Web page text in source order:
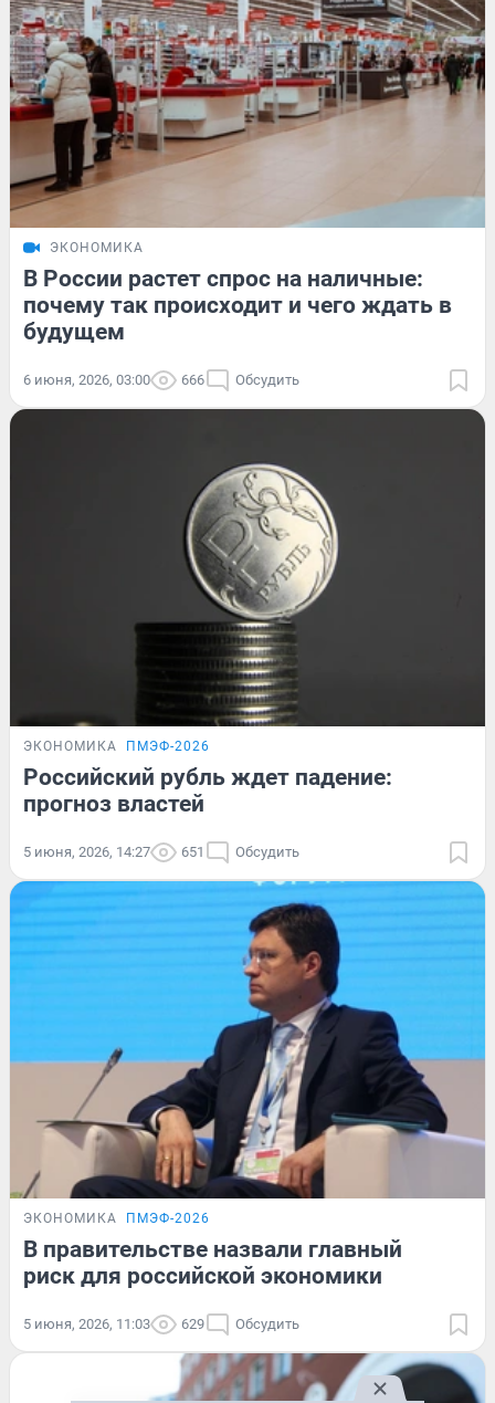
ЭКОНОМИКА
В России растет спрос на наличные:
почему так происходит и чего ждать в
будущем
6 июня, 2026, 03:00 666 Обсудить
ЭКОНОМИКА ПМЭФ-2026
Российский рубль ждет падение:
прогноз властей
5 июня, 2026, 14:27 651 Обсудить
ЭКОНОМИКА ПМЭФ-2026
В правительстве назвали главный
риск для российской экономики
5 июня, 2026, 11:03 629 Обсудить